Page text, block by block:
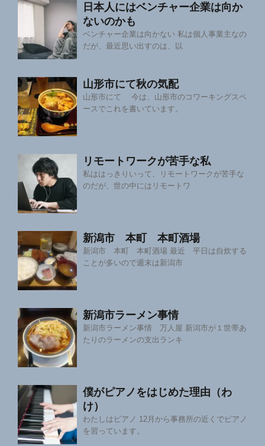
日本人にはベンチャー企業は向か
ないのかも
ベンチャー企業は向かない 私は個人事業主なの
だが、最近思い出すのは、以
山形市にて秋の気配
山形市にて 今は、山形市のコワーキングスペ
ースでこれを書いています。
リモートワークが苦手な私
私ははっきりいって、リモートワークが苦手な
のだが、世の中にはリモートワ
新潟市 本町 本町酒場
新潟市 本町 本町酒場 最近 平日は自炊する
ことが多いので週末は新潟市
新潟市ラーメン事情
新潟市ラーメン事情 万人屋 新潟市が１世帯あ
たりのラーメンの支出ランキ
僕がピアノをはじめた理由（わ
け）
わたしはピアノ 12月から事務所の近くでピアノ
を習っています。